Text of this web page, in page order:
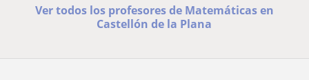
Ver todos los profesores de Matemáticas en
Castellón de la Plana